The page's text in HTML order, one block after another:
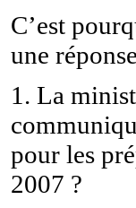
C’est
une
1. La
pour les
2007 ?